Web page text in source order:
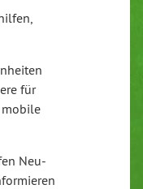
für
Neu-